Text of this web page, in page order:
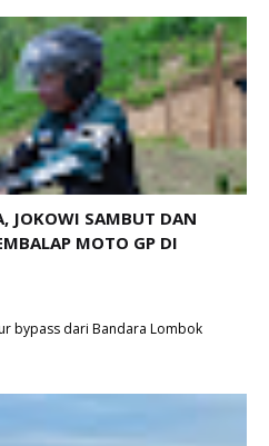
JOKOWI SAMBUT DAN
MOTO GP DI
bypass dari Bandara Lombok